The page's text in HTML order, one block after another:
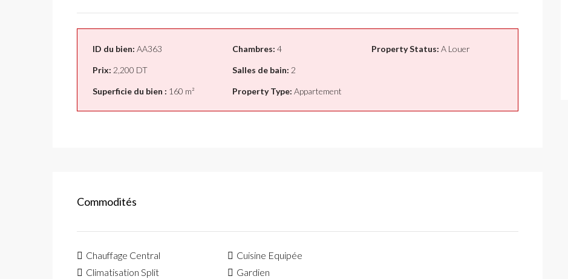
ID du bien: AA363
Prix: 2,200 DT
Superficie du bien : 160 m²
Chambres: 4
Salles de bain: 2
Property Type: Appartement
Property Status: A Louer
Commodités
Chauffage Central
Climatisation Split
Cuisine Equipée
Gardien